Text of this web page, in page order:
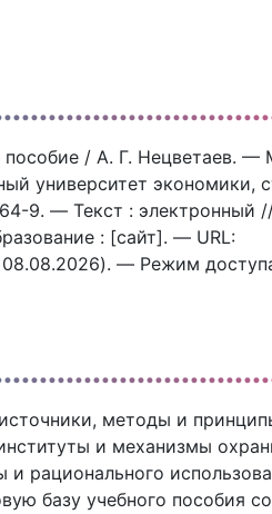
/ А. Г. Нецветаев. —
университет экономики,
9. — Текст : электронный
: [сайт]. — URL:
— Режим
методы и
и механизмы
рационального
базу учебного пособия